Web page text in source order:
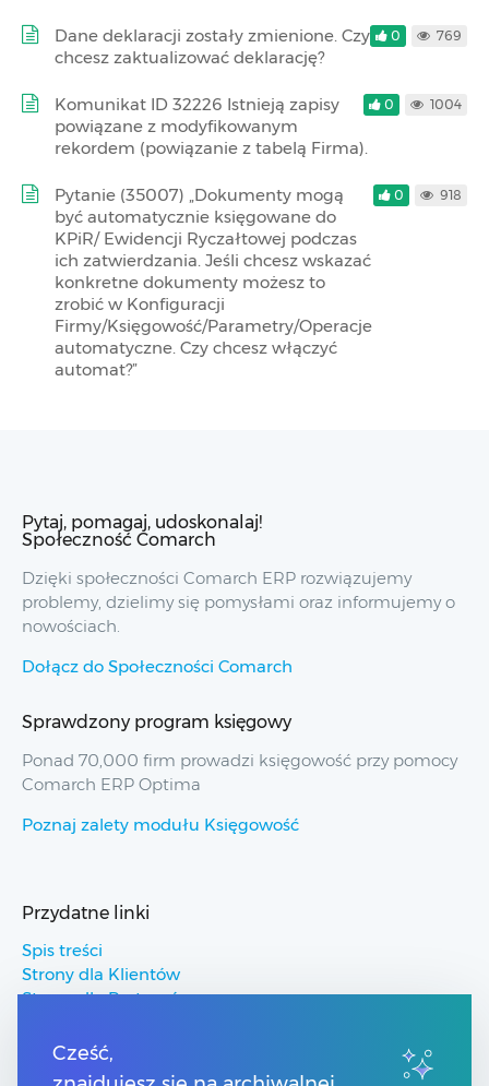
Dane deklaracji zostały zmienione. Czy
chcesz zaktualizować deklarację?
0 769
Komunikat ID 32226 Istnieją zapisy
powiązane z modyfikowanym
rekordem (powiązanie z tabelą Firma).
0 1004
Pytanie (35007) „Dokumenty mogą
być automatycznie księgowane do
KPiR/ Ewidencji Ryczałtowej podczas
ich zatwierdzania. Jeśli chcesz wskazać
konkretne dokumenty możesz to
zrobić w Konfiguracji
Firmy/Księgowość/Parametry/Operacje
automatyczne. Czy chcesz włączyć
automat?”
0 918
Pytaj, pomagaj, udoskonalaj!
Społeczność Comarch
Dzięki społeczności Comarch ERP rozwiązujemy
problemy, dzielimy się pomysłami oraz informujemy o
nowościach.
Dołącz do Społeczności Comarch
Sprawdzony program księgowy
Ponad 70,000 firm prowadzi księgowość przy pomocy
Comarch ERP Optima
Poznaj zalety modułu Księgowość
Przydatne linki
Spis treści
Strony dla Klientów
Strony dla Partnerów
Pomoc Comarch Betterfly
Pomoc Comarch e-Sklep
Cześć,